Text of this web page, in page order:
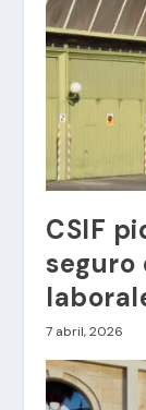
CSIF
seguro
7 abril, 2026